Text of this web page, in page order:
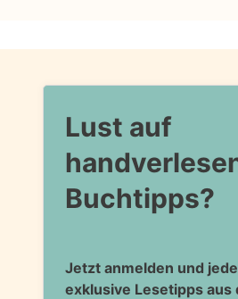
Lust auf
Buchtipps?